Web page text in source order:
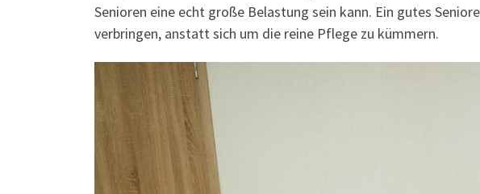
Senioren eine echt große Belastung sein kann. Ein gutes
verbringen, anstatt sich um die reine Pflege zu kümmern.